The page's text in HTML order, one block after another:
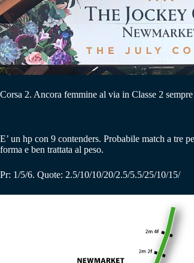
Corsa 2. Ancora femmine al via in Classe 2
E’ un hp con 9 contenders. Probabile match a tre
forma e ben trattata al peso.
Pr: 1/5/6. Quote: 2.5/10/10/20/2.5/5.5/25/10/15/